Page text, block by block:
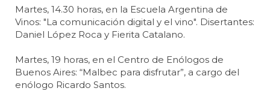
Martes, 14.30 horas, en la Escuela Argentina de
Vinos: "La comunicación digital y el vino". Disertantes:
Daniel López Roca y Fierita Catalano.
Martes, 19 horas, en el Centro de Enólogos de
Buenos Aires: “Malbec para disfrutar”, a cargo del
enólogo Ricardo Santos.